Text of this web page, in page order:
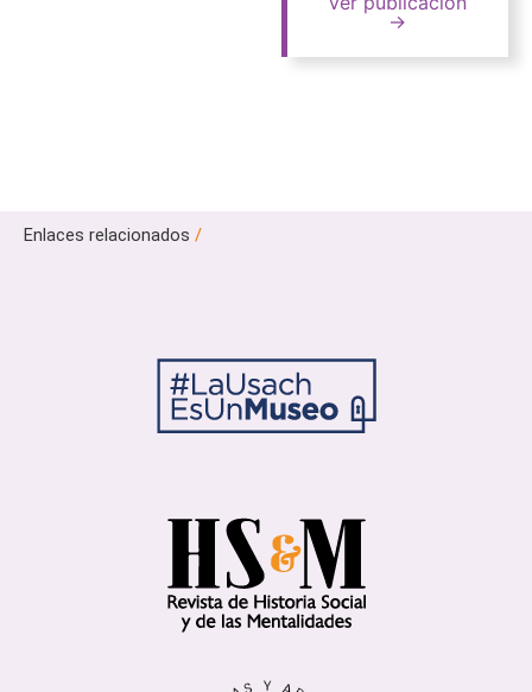
→
Enlaces relacionados /